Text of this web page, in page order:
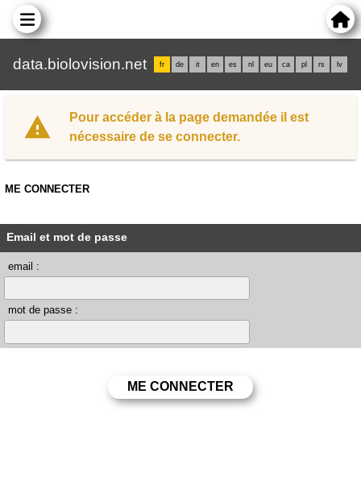
data.biolovision.net fr de it en es nl eu ca pl rs lv
Pour accéder à la page demandée il est
nécessaire de se connecter.
ME CONNECTER
Email et mot de passe
email :
mot de passe :